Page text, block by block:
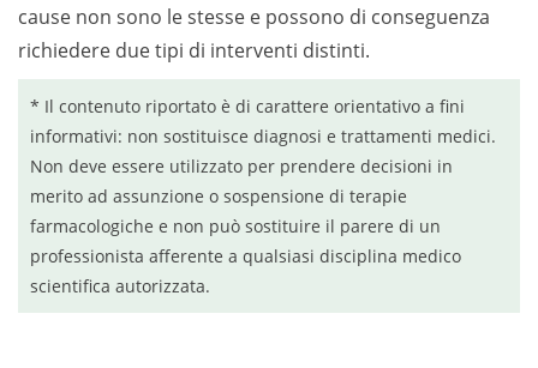
cause non sono le stesse e possono di conseguenza
richiedere due tipi di interventi distinti.
* Il contenuto riportato è di carattere orientativo a fini
informativi: non sostituisce diagnosi e trattamenti medici.
Non deve essere utilizzato per prendere decisioni in
merito ad assunzione o sospensione di terapie
farmacologiche e non può sostituire il parere di un
professionista afferente a qualsiasi disciplina medico
scientifica autorizzata.